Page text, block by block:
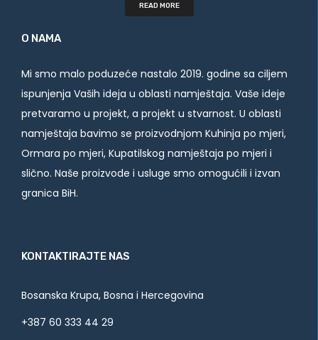
READ MORE
O NAMA
Mi smo malo poduzeće nastalo 2019. godine sa ciljem
ispunjenja Vaših ideja u oblasti namještaja. Vaše ideje
pretvaramo u projekt, a projekt u stvarnost. U oblasti
namještaja bavimo se proizvodnjom Kuhinja po mjeri,
Ormara po mjeri, Kupatilskog namještaja po mjeri i
slično. Naše proizvode i usluge smo omogućili i izvan
granica BiH.
KONTAKTIRAJTE NAS
Bosanska Krupa, Bosna i Hercegovina
+387 60 333 44 29